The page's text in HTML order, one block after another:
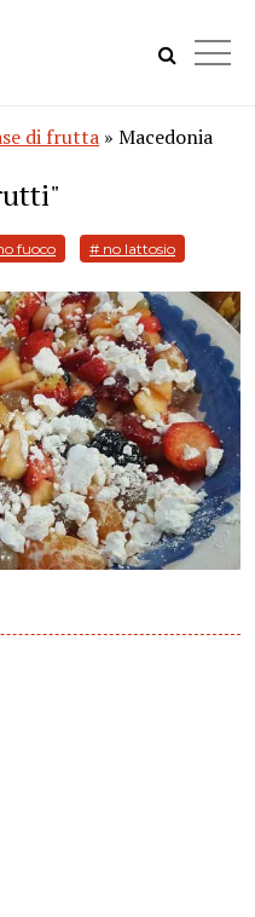
di frutta » Macedonia
fuoco # no lattosio